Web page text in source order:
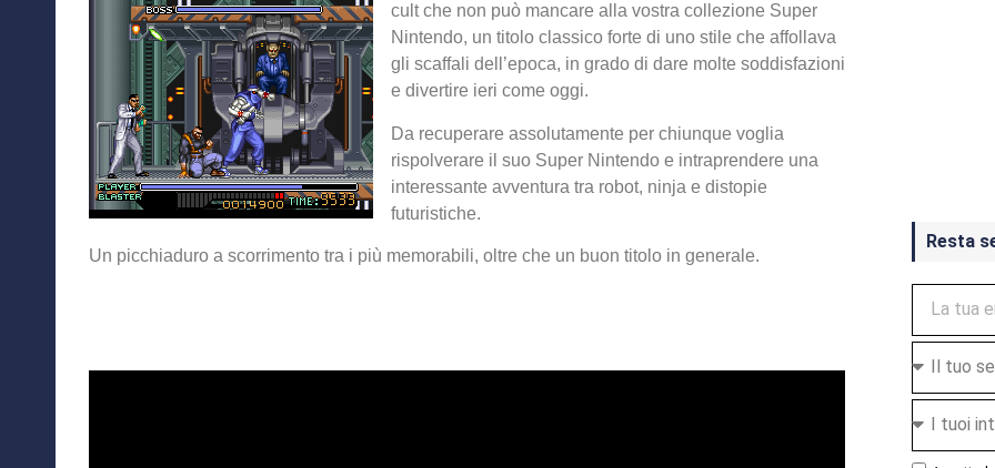
cult che non può mancare alla vostra collezione Super
Nintendo, un titolo classico forte di uno stile che affollava
gli scaffali dell’epoca, in grado di dare molte soddisfazioni
e divertire ieri come oggi.
Da recuperare assolutamente per chiunque voglia
rispolverare il suo Super Nintendo e intraprendere una
interessante avventura tra robot, ninja e distopie
futuristiche.
Un picchiaduro a scorrimento tra i più memorabili, oltre che un buon titolo in generale.
Resta